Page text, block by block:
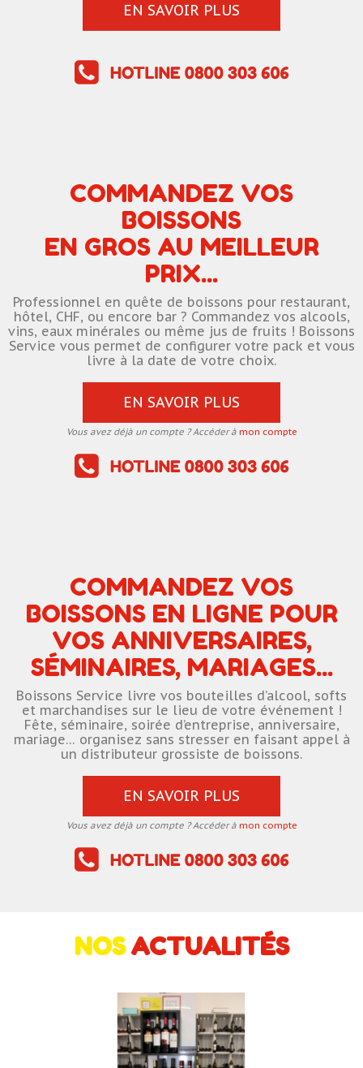
EN SAVOIR PLUS
COMMANDEZ VOS
BOISSONS
EN GROS AU MEILLEUR
PRIX...
Professionnel en quête de boissons pour restaurant,
hôtel, CHF, ou encore bar ? Commandez vos alcools,
vins, eaux minérales ou même jus de fruits ! Boissons
Service vous permet de configurer votre pack et vous
livre à la date de votre choix.
EN SAVOIR PLUS
Vous avez déjà un compte ? Accéder à mon compte
COMMANDEZ VOS
BOISSONS EN LIGNE POUR
VOS ANNIVERSAIRES,
SÉMINAIRES, MARIAGES...
Boissons Service livre vos bouteilles d’alcool, softs
et marchandises sur le lieu de votre événement !
Fête, séminaire, soirée d’entreprise, anniversaire,
mariage… organisez sans stresser en faisant appel à
un distributeur grossiste de boissons.
EN SAVOIR PLUS
Vous avez déjà un compte ? Accéder à mon compte
NOS ACTUALITÉS